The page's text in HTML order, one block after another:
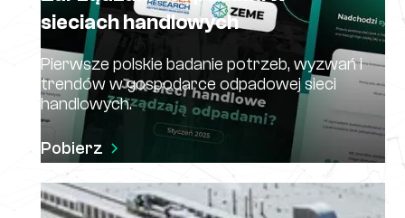
sieciach handlowych
Pierwsze polskie badanie potrzeb, wyzwań i
trendów w gospodarce odpadowej sieci
handlowych.
Pobierz